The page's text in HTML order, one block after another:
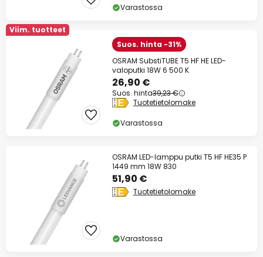
Varastossa
Viim. tuotteet
Suos. hinta -31%
OSRAM SubstiTUBE T5 HF HE LED-
valoputki 18W 6 500 K
26,90 €
Suos. hinta39,23 €
Tuotetietolomake
Varastossa
OSRAM LED-lamppu putki T5 HF HE35 P
1449 mm 18W 830
51,90 €
Tuotetietolomake
Varastossa